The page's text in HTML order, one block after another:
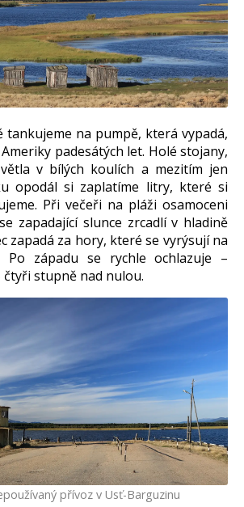
tankujeme na pumpě, která vypadá,
padesátých let. Holé stojany,
v bílých koulích a mezitím jen
opodál si zaplatíme litry, které si
Při večeři na pláži osamoceni
zapadající slunce zrcadlí v hladině
zapadá za hory, které se vyrýsují na
Po západu se rychle ochlazuje –
stupně nad nulou.
přívoz v Usť-Barguzinu